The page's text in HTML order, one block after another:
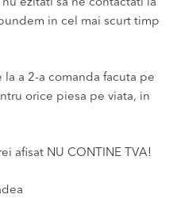
ezitati sa ne contactati la
in cel mai scurt timp
a 2-a comanda facuta pe
orice piesa pe viata, in
afisat NU CONTINE TVA!